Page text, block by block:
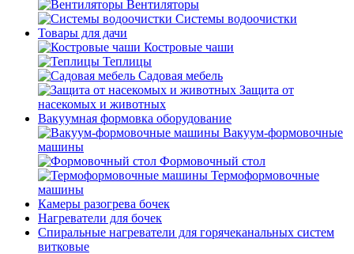
Вентиляторы
Системы водоочистки
Товары для дачи
Костровые чаши
Теплицы
Садовая мебель
Защита от
насекомых и животных
Вакуумная формовка оборудование
Вакуум-формовочные
машины
Формовочный стол
Термоформовочные
машины
Камеры разогрева бочек
Нагреватели для бочек
Спиральные нагреватели для горячеканальных систем
витковые